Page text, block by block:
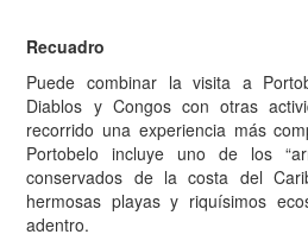
Recuadro
Puede combinar la visita a
Diablos y Congos con otras
recorrido una experiencia más
Portobelo incluye uno de los
conservados de la costa del
hermosas playas y riquísimos
adentro.